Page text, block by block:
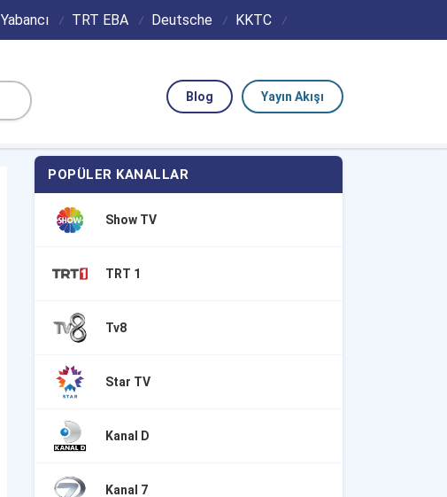
Yabancı TRT EBA Deutsche KKTC
Yayın Akışı
Blog
POPÜLER KANALLAR
Show TV
TRT 1
Tv8
Star TV
Kanal D
Kanal 7